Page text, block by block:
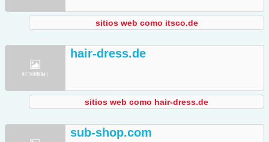
sitios web como itsco.de
hair-dress.de
sitios web como hair-dress.de
sub-shop.com